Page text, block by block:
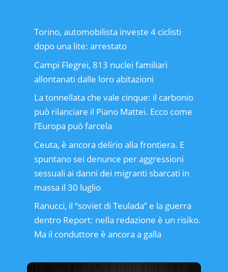
Torino, automobilista investe 4 ciclisti
dopo una lite: arrestato
Campi Flegrei, 813 nuclei familiari
allontanati dalle loro abitazioni
La tonnellata che vale cinque: il carbonio
può rilanciare il Piano Mattei. Ecco come
l’Europa può farcela
Ceuta, è ancora delirio alla frontiera. E
spuntano sei denunce per aggressioni
sessuali ai danni dei migranti sbarcati in
massa il 30 luglio
Ranucci, il “soviet di Teulada” e la guerra
dentro Report: nella redazione è un risiko.
Ma il conduttore è ancora a galla